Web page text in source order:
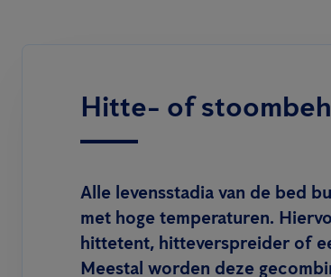
Hitte- of
Alle levensstadia van de bed
met hoge temperaturen.
hittetent, hitteverspreider of
Meestal worden deze